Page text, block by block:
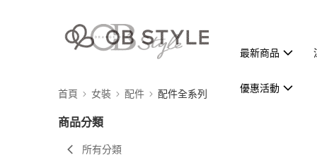
最新商品
優惠活動
首頁 女裝 配件 配件全系列
商品分類
所有分類